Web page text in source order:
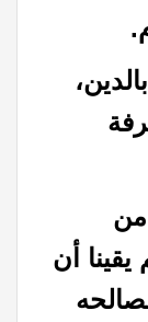
من
أن